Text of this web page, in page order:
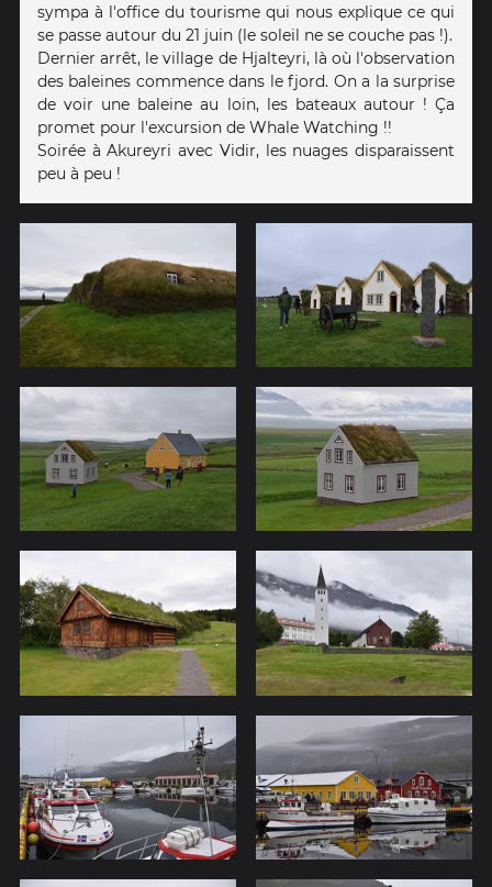
sympa à l'office du tourisme qui nous explique ce qui
se passe autour du 21 juin (le soleil ne se couche pas !).
Dernier arrêt, le village de Hjalteyri, là où l'observation
des baleines commence dans le fjord. On a la surprise
de voir une baleine au loin, les bateaux autour ! Ça
promet pour l'excursion de Whale Watching !!
Soirée à Akureyri avec Vidir, les nuages disparaissent
peu à peu !